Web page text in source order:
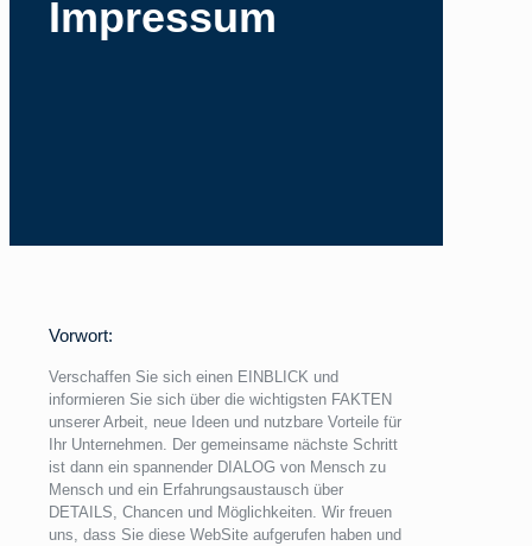
Impressum
Vorwort:
Verschaffen Sie sich einen EINBLICK und
informieren Sie sich über die wichtigsten FAKTEN
unserer Arbeit, neue Ideen und nutzbare Vorteile für
Ihr Unternehmen. Der gemeinsame nächste Schritt
ist dann ein spannender DIALOG von Mensch zu
Mensch und ein Erfahrungsaustausch über
DETAILS, Chancen und Möglichkeiten. Wir freuen
uns, dass Sie diese WebSite aufgerufen haben und